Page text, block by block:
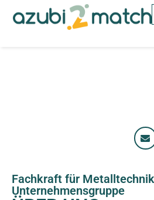
springen
Fachkraft für
Unternehmensgruppe